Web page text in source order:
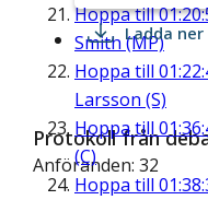
Hoppa till
Smith (MP)
Hoppa till
Larsson (S)
Hoppa till
(C)
Hoppa till
Ladda ner
Protokoll från
Anföranden: 32